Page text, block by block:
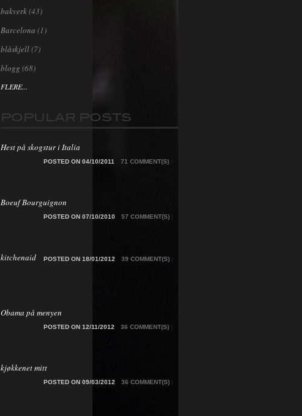
bakverk(43)
Barcelona (1)
blåskjell(7)
blogg (68)
FLERE...
POPULAR POSTS
Hest på skogstur i Italia
71 COMMENT(S)
POSTED ON 04/10/2011
Boeuf Bourguignon
57 COMMENT(S)
POSTED ON 07/10/2010
kitchenaid 39 COMMENT(S)
POSTED ON 18/01/2012
Obama på menyen
36 COMMENT(S)
POSTED ON 12/11/2012
kjøkkenet mitt
36 COMMENT(S) |
POSTED ON 09/03/2012